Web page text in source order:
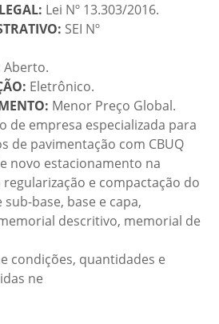
Lei Nº 13.303/2016.
SEI Nº
Aberto.
Eletrônico.
Menor Preço Global.
de empresa especializada para
de pavimentação com CBUQ
novo estacionamento na
regularização e compactação do
base, base e capa,
descritivo, memorial de
condições, quantidades e
ne